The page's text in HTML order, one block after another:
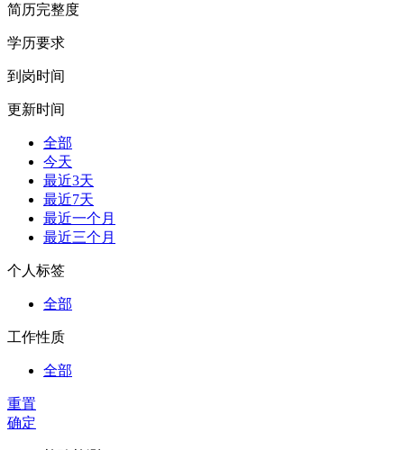
简历完整度
学历要求
到岗时间
更新时间
全部
今天
最近3天
最近7天
最近一个月
最近三个月
个人标签
全部
工作性质
全部
重置
确定